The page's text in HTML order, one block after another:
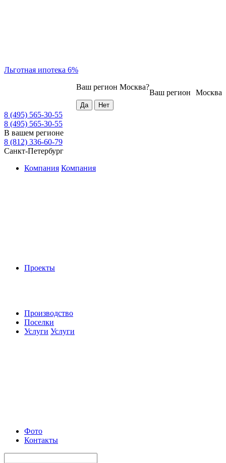
Льготная ипотека 6%
Москва
Ваш регион
Ваш регион Москва?
8 (495) 565-30-55
8 (495) 565-30-55
В вашем регионе
8 (812) 336-60-79
Санкт-Петербург
Компания Компания
Проекты
Производство
Поселки
Услуги Услуги
Фото
Контакты